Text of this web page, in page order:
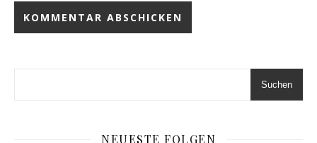
Suchen
NEUESTE FOLGEN